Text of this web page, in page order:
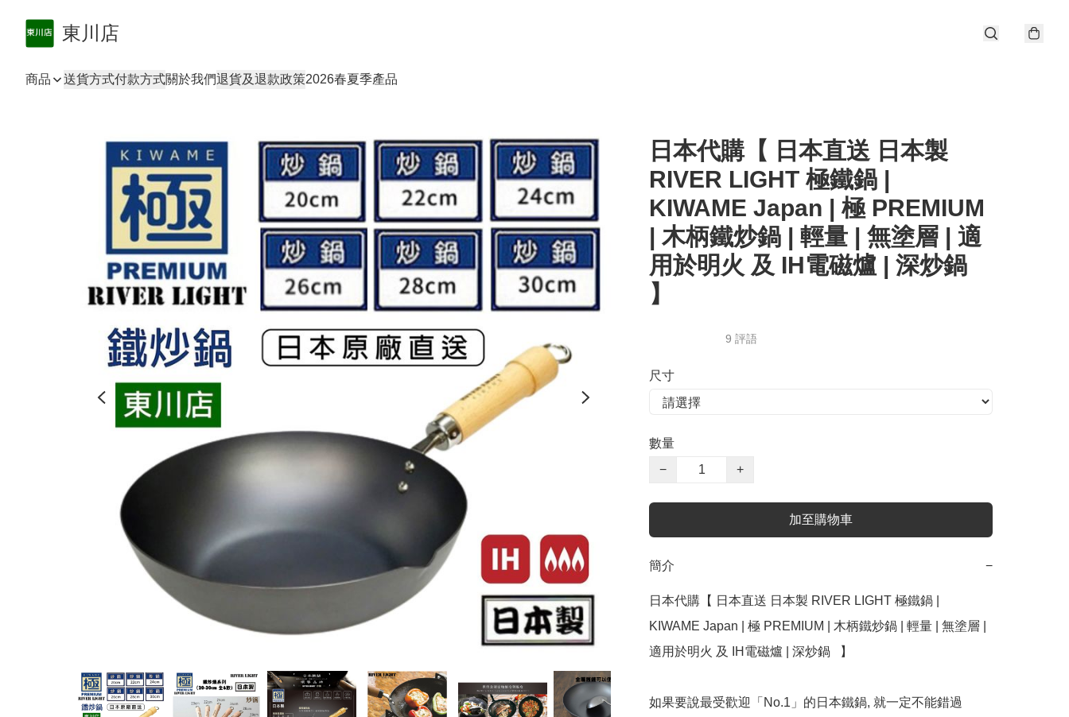
東川店
商品 送貨方式付款方式關於我們退貨及退款政策2026春夏季產品
日本代購【 日本直送 日本製
RIVER LIGHT 極鐵鍋 |
KIWAME Japan | 極 PREMIUM
| 木柄鐵炒鍋 | 輕量 | 無塗層 | 適
用於明火 及 IH電磁爐 | 深炒鍋
】
9 評語
尺寸
數量
−
+
加至購物車
簡介 −
日本代購【 日本直送 日本製 RIVER LIGHT 極鐵鍋 |
KIWAME Japan | 極 PREMIUM | 木柄鐵炒鍋 | 輕量 | 無塗層 |
適用於明火 及 IH電磁爐 | 深炒鍋   】
如果要說最受歡迎「No.1」的日本鐵鍋, 就一定不能錯過